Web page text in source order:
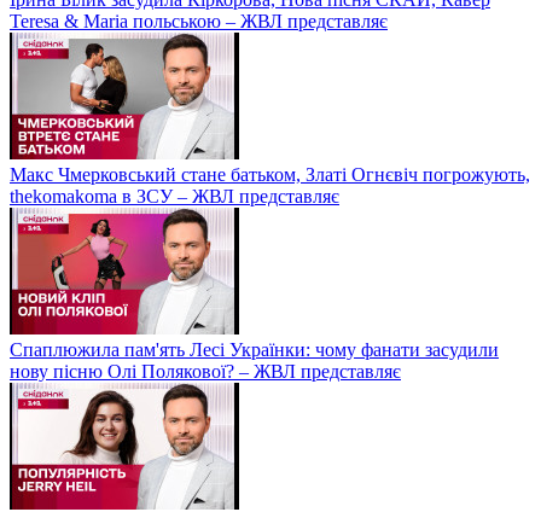
Teresa & Maria польською – ЖВЛ представляє
Макс Чмерковський стане батьком, Златі Огнєвіч погрожують,
thekomakoma в ЗСУ – ЖВЛ представляє
Спаплюжила пам'ять Лесі Українки: чому фанати засудили
нову пісню Олі Полякової? – ЖВЛ представляє